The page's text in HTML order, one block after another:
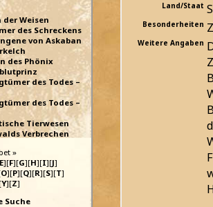
der Weisen
des Schreckens
von Askaban
des Phönix
des Todes –
des Todes –
Tierwesen
Verbrechen
»
E][F][G][H][I][J]
O][P][Q][R][S][T]
Y][Z]
Suche
Land/Staat
Besonderheiten
Weitere Angaben